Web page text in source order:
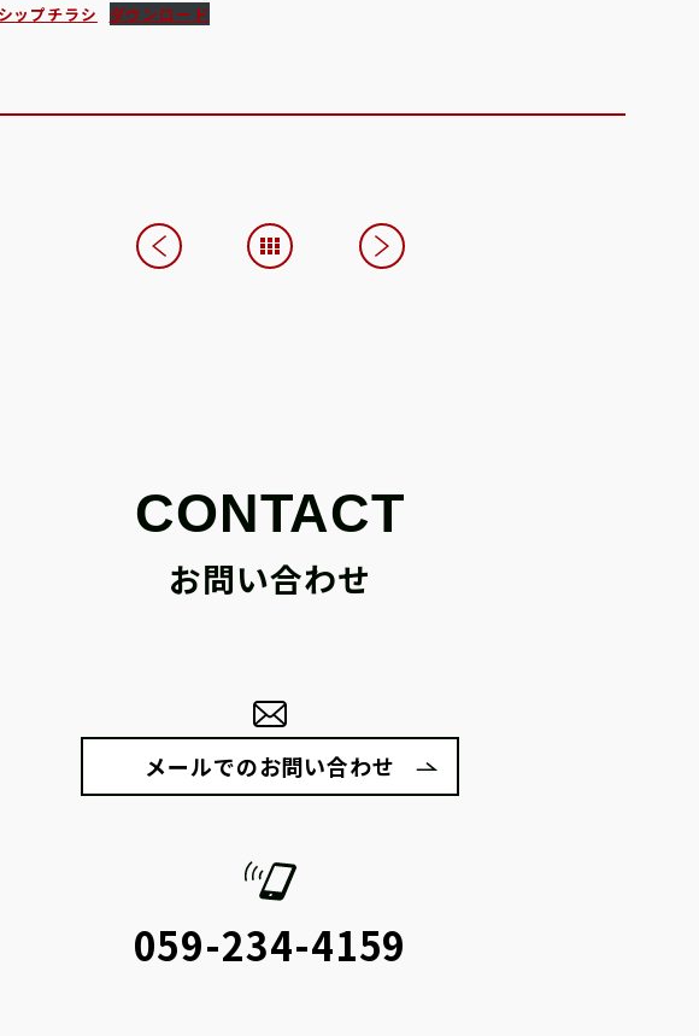
ップチラシ ダウンロード
CONTACT
お問い合わせ
メールでのお問い合わせ
059-234-4159